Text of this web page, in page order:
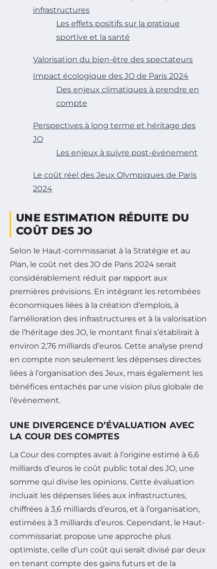
infrastructures
Les effets positifs sur la pratique
sportive et la santé
Valorisation du bien-être des spectateurs
Impact écologique des JO de Paris 2024
Des enjeux climatiques à prendre en
compte
Perspectives à long terme et héritage des
JO
Les enjeux à suivre post-événement
Le coût réel des Jeux Olympiques de Paris
2024
UNE ESTIMATION RÉDUITE DU
COÛT DES JO
Selon le Haut-commissariat à la Stratégie et au
Plan, le coût net des JO de Paris 2024 serait
considérablement réduit par rapport aux
premières prévisions. En intégrant les retombées
économiques liées à la création d’emplois, à
l’amélioration des infrastructures et à la valorisation
de l’héritage des JO, le montant final s’établirait à
environ 2,76 milliards d’euros. Cette analyse prend
en compte non seulement les dépenses directes
liées à l’organisation des Jeux, mais également les
bénéfices entachés par une vision plus globale de
l’événement.
UNE DIVERGENCE D’ÉVALUATION AVEC
LA COUR DES COMPTES
La Cour des comptes avait à l’origine estimé à 6,6
milliards d’euros le coût public total des JO, une
somme qui divise les opinions. Cette évaluation
incluait les dépenses liées aux infrastructures,
chiffrées à 3,6 milliards d’euros, et à l’organisation,
estimées à 3 milliards d’euros. Cependant, le Haut-
commissariat propose une approche plus
optimiste, celle d’un coût qui serait divisé par deux
en tenant compte des gains futurs et de la